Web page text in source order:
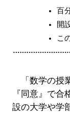
百
開
こ
「数学の授
『同意』で
設の大学や学